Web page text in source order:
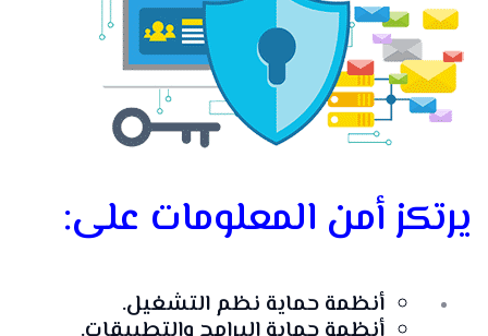
يرتكز أمن المعلومات على:
أنظمة حماية نظم التشغيل.